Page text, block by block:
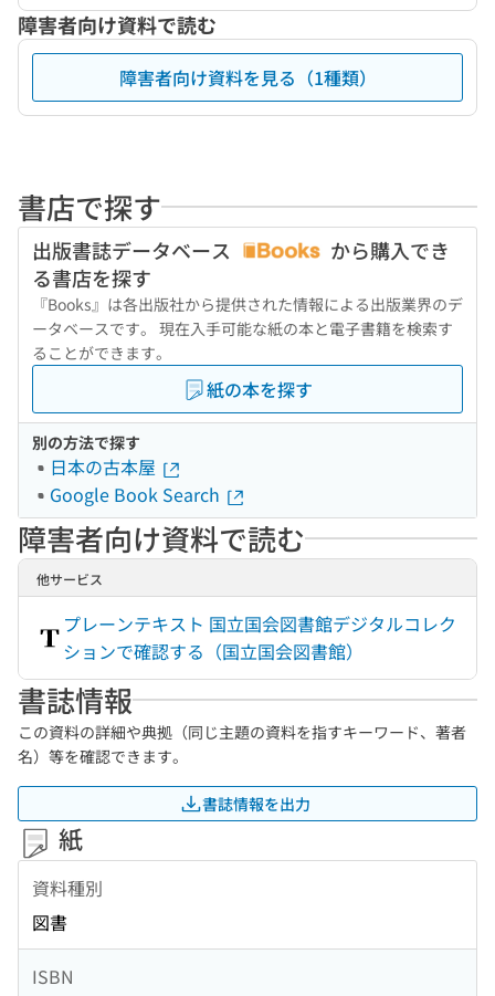
障害者向け資料で読む
障害者向け資料を見る（1種類）
書店で探す
出版書誌データベース
から購入でき
る書店を探す
『Books』は各出版社から提供された情報による出版業界のデ
ータベースです。 現在入手可能な紙の本と電子書籍を検索す
ることができます。
紙の本を探す
別の方法で探す
日本の古本屋
Google Book Search
障害者向け資料で読む
他サービス
プレーンテキスト 国立国会図書館デジタルコレク
ションで確認する（国立国会図書館）
書誌情報
この資料の詳細や典拠（同じ主題の資料を指すキーワード、著者
名）等を確認できます。
書誌情報を出力
紙
資料種別
図書
ISBN